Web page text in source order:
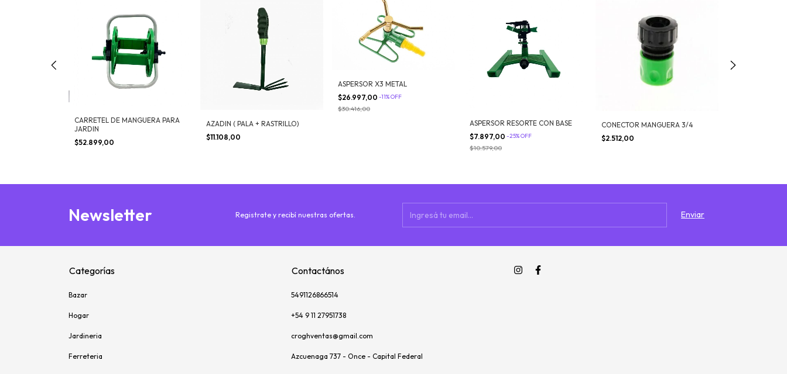
CARRETEL DE MANGUERA PARA
JARDIN
$52.899,00
AZADIN ( PALA + RASTRILLO)
$11.108,00
ASPERSOR X3 METAL
$26.997,00 -11%OFF
$30.416,00
ASPERSOR RESORTE CON BASE
$7.897,00 -25%OFF
$10.579,00
CONECTOR MANGUERA 3/4
$2.512,00
Newsletter Registrate y recibí nuestras ofertas.
Categorías
Bazar
Hogar
Jardineria
Ferreteria
Contactános
5491126866514
+54 9 11 27951738
croghventas@gmail.com
Azcuenaga 737 - Once - Capital Federal